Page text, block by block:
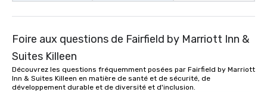
Foire aux questions de Fairfield by Marriott Inn &
Suites Killeen
Découvrez les questions fréquemment posées par Fairfield by Marriott
Inn & Suites Killeen en matière de santé et de sécurité, de
développement durable et de diversité et d'inclusion.